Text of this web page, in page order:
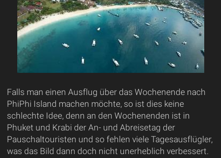
Falls man einen Ausflug über das Wochenende nach
PhiPhi Island machen möchte, so ist dies keine
schlechte Idee, denn an den Wochenenden ist in
Phuket und Krabi der An- und Abreisetag der
Pauschaltouristen und so fehlen viele Tagesausflügler,
was das Bild dann doch nicht unerheblich verbessert.